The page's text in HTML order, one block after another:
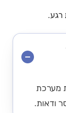
רגע.
מערכת
ודאות.